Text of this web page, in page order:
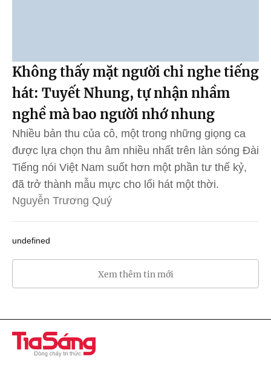
Không thấy mặt người chỉ nghe tiếng
hát: Tuyết Nhung, tự nhận nhầm
nghề mà bao người nhớ nhung
Nhiều bản thu của cô, một trong những giọng ca
được lựa chọn thu âm nhiều nhất trên làn sóng Đài
Tiếng nói Việt Nam suốt hơn một phần tư thế kỷ,
đã trở thành mẫu mực cho lối hát một thời.
Nguyễn Trương Quý
undefined
Xem thêm tin mới